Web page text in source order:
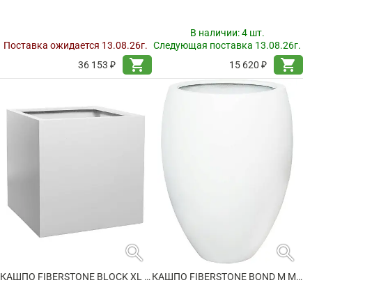
Поставка ожидается 13.08.26г.
36 153 ₽
shopping_cart
В наличии:4 шт.
Следующая поставка 13.08.26г.
15 620 ₽
shopping_cart
search
КАШПО FIBERSTONE BLOCK XL MATT WHITE
search
КАШПО FIBERSTONE BOND M MATT WHITE